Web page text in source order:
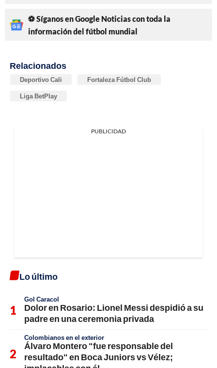
⚽ Síganos en Google Noticias con toda la
información del fútbol mundial
Relacionados
Deportivo Cali Fortaleza Fútbol Club
Liga BetPlay
PUBLICIDAD
Lo último
Gol Caracol
Dolor en Rosario: Lionel Messi despidió a su
padre en una ceremonia privada
Colombianos en el exterior
Álvaro Montero "fue responsable del
resultado" en Boca Juniors vs Vélez;